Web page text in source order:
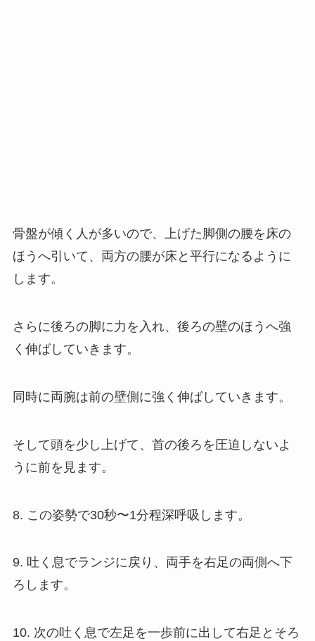
骨盤が傾く人が多いので、上げた脚側の腰を床の
ほうへ引いて、両方の腰が床と平行になるように
します。
さらに後ろの脚に力を入れ、後ろの壁のほうへ強
く伸ばしていきます。
同時に両腕は前の壁側に強く伸ばしていきます。
そして頭を少し上げて、首の後ろを圧迫しないよ
うに前を見ます。
8. この姿勢で30秒〜1分程深呼吸します。
9. 吐く息でランジに戻り、両手を右足の両側へ下
ろします。
10. 次の吐く息で左足を一歩前に出して右足とそろ